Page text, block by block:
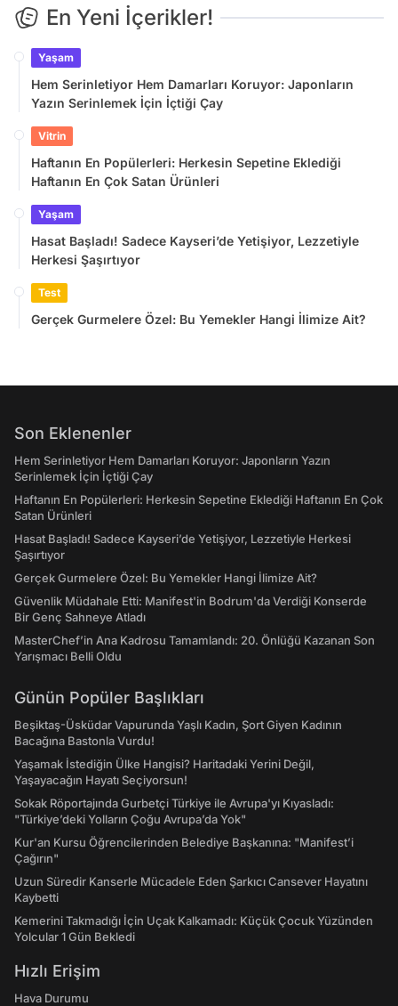
En Yeni İçerikler!
Yaşam
Hem Serinletiyor Hem Damarları Koruyor: Japonların
Yazın Serinlemek İçin İçtiği Çay
Vitrin
Haftanın En Popülerleri: Herkesin Sepetine Eklediği
Haftanın En Çok Satan Ürünleri
Yaşam
Hasat Başladı! Sadece Kayseri’de Yetişiyor, Lezzetiyle
Herkesi Şaşırtıyor
Test
Gerçek Gurmelere Özel: Bu Yemekler Hangi İlimize Ait?
Son Eklenenler
Hem Serinletiyor Hem Damarları Koruyor: Japonların Yazın
Serinlemek İçin İçtiği Çay
Haftanın En Popülerleri: Herkesin Sepetine Eklediği Haftanın En Çok
Satan Ürünleri
Hasat Başladı! Sadece Kayseri’de Yetişiyor, Lezzetiyle Herkesi
Şaşırtıyor
Gerçek Gurmelere Özel: Bu Yemekler Hangi İlimize Ait?
Güvenlik Müdahale Etti: Manifest'in Bodrum'da Verdiği Konserde
Bir Genç Sahneye Atladı
MasterChef’in Ana Kadrosu Tamamlandı: 20. Önlüğü Kazanan Son
Yarışmacı Belli Oldu
Günün Popüler Başlıkları
Beşiktaş-Üsküdar Vapurunda Yaşlı Kadın, Şort Giyen Kadının
Bacağına Bastonla Vurdu!
Yaşamak İstediğin Ülke Hangisi? Haritadaki Yerini Değil,
Yaşayacağın Hayatı Seçiyorsun!
Sokak Röportajında Gurbetçi Türkiye ile Avrupa'yı Kıyasladı:
"Türkiye’deki Yolların Çoğu Avrupa’da Yok"
Kur'an Kursu Öğrencilerinden Belediye Başkanına: "Manifest’i
Çağırın"
Uzun Süredir Kanserle Mücadele Eden Şarkıcı Cansever Hayatını
Kaybetti
Kemerini Takmadığı İçin Uçak Kalkamadı: Küçük Çocuk Yüzünden
Yolcular 1 Gün Bekledi
Hızlı Erişim
Hava Durumu